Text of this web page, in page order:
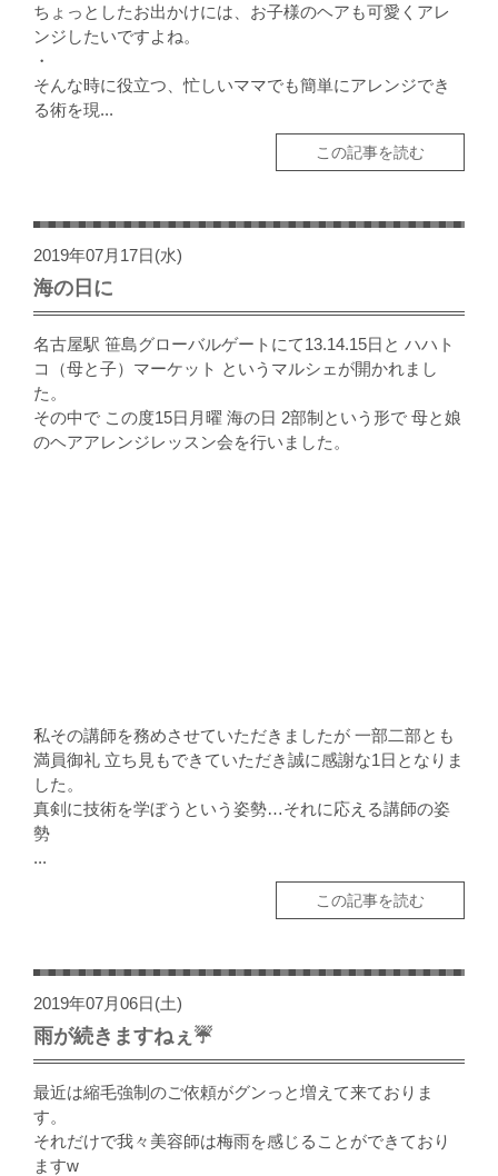
ちょっとしたお出かけには、お子様のヘアも可愛くアレ
ンジしたいですよね。
・
そんな時に役立つ、忙しいママでも簡単にアレンジでき
る術を現...
この記事を読む
2019年07月17日(水)
海の日に
名古屋駅 笹島グローバルゲートにて13.14.15日と ハハト
コ（母と子）マーケット というマルシェが開かれまし
た。
その中で この度15日月曜 海の日 2部制という形で 母と娘
のヘアアレンジレッスン会を行いました。
私その講師を務めさせていただきましたが 一部二部とも
満員御礼 立ち見もできていただき誠に感謝な1日となりま
した。
真剣に技術を学ぼうという姿勢…それに応える講師の姿
勢
...
この記事を読む
2019年07月06日(土)
雨が続きますねぇ☔️
最近は縮毛強制のご依頼がグンっと増えて来ておりま
す。
それだけで我々美容師は梅雨を感じることができており
ますw